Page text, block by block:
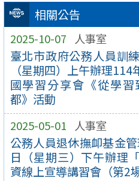
相關公告
2025-10-07 人事室
臺北市政府公務人員訓
（星期四）上午辦理
國學習分享會《從學
都》活動
2025-05-01 人事室
公務人員退休撫卹基金
日（星期三）下午辦理
資線上宣導講習會（第2